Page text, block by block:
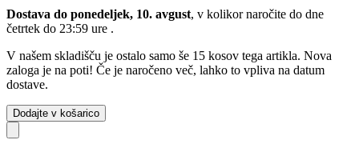
Dostava do ponedeljek, 10. avgust, v kolikor naročite do dne
četrtek do 23:59 ure .
V našem skladišču je ostalo samo še 15 kosov tega artikla. Nova
zaloga je na poti! Če je naročeno več, lahko to vpliva na datum
dostave.
Dodajte v košarico